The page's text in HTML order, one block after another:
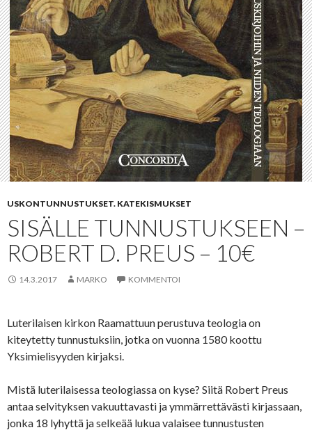
USKONTUNNUSTUKSET. KATEKISMUKSET
SISÄLLE TUNNUSTUKSEEN –
ROBERT D. PREUS – 10€
14.3.2017 MARKO KOMMENTOI
Luterilaisen kirkon Raamattuun perustuva teologia on
kiteytetty tunnustuksiin, jotka on vuonna 1580 koottu
Yksimielisyyden kirjaksi.
Mistä luterilaisessa teologiassa on kyse? Siitä Robert Preus
antaa selvityksen vakuuttavasti ja ymmärrettävästi kirjassaan,
jonka 18 lyhyttä ja selkeää lukua valaisee tunnustusten